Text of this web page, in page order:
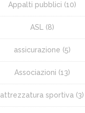
Appalti pubblici (10)
ASL (8)
assicurazione (5)
Associazioni (13)
attrezzatura sportiva (3)